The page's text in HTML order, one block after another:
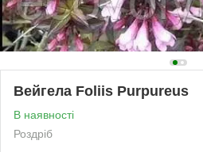
Вейгела Foliis Purpureus
В наявності
Роздріб